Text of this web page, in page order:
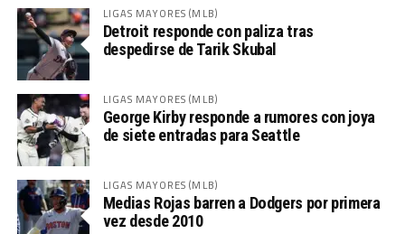
LIGAS MAYORES (MLB)
Detroit responde con paliza tras
despedirse de Tarik Skubal
LIGAS MAYORES (MLB)
George Kirby responde a rumores con joya
de siete entradas para Seattle
LIGAS MAYORES (MLB)
Medias Rojas barren a Dodgers por primera
vez desde 2010